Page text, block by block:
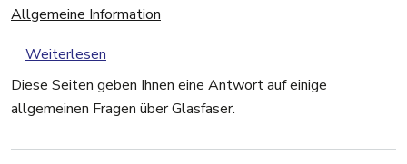
Allgemeine Information
Weiterlesen
Diese Seiten geben Ihnen eine Antwort auf einige
allgemeinen Fragen über Glasfaser.